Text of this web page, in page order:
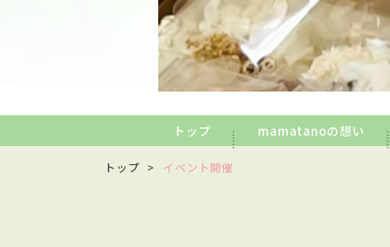
トップ mamatanoの想い
トップ イベント開催